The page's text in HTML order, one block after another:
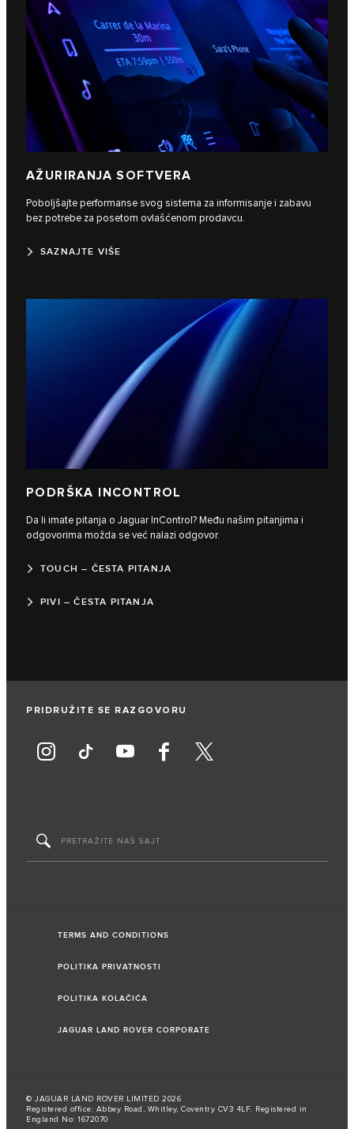
AŽURIRANJA SOFTVERA
Poboljšajte performanse svog sistema za informisanje i zabavu
bez potrebe za posetom ovlašćenom prodavcu.
SAZNAJTE VIŠE
PODRŠKA INCONTROL
Da li imate pitanja o Jaguar InControl? Među našim pitanjima i
odgovorima možda se već nalazi odgovor.
TOUCH – ČESTA PITANJA
PIVI – ČESTA PITANJA
PRIDRUŽITE SE RAZGOVORU
TERMS AND CONDITIONS
POLITIKA PRIVATNOSTI
POLITIKA KOLAČIĆA
JAGUAR LAND ROVER CORPORATE
© JAGUAR LAND ROVER LIMITED 2026
Registered office: Abbey Road, Whitley, Coventry CV3 4LF. Registered in
England No: 1672070